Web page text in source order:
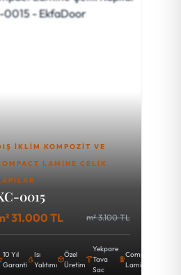
İKLIM KOMPOZIT VE
LAMINE ÇELIK
0015
31.000 TL m² 3.100 TL
10 Yıl
Garanti
Isı
Yalıtımı
Özel
Üretim
Yekpare
Tava
Sac
Compact
Lamine